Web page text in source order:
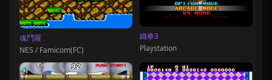
魂鬥羅
NES / Famicom(FC)
鐵拳3
Playstation